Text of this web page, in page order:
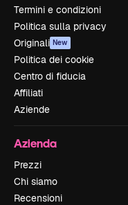
Termini e condizioni
Politica sulla privacy
Originali New
Politica dei cookie
Centro di fiducia
Affiliati
Aziende
Azienda
Prezzi
Chi siamo
Recensioni